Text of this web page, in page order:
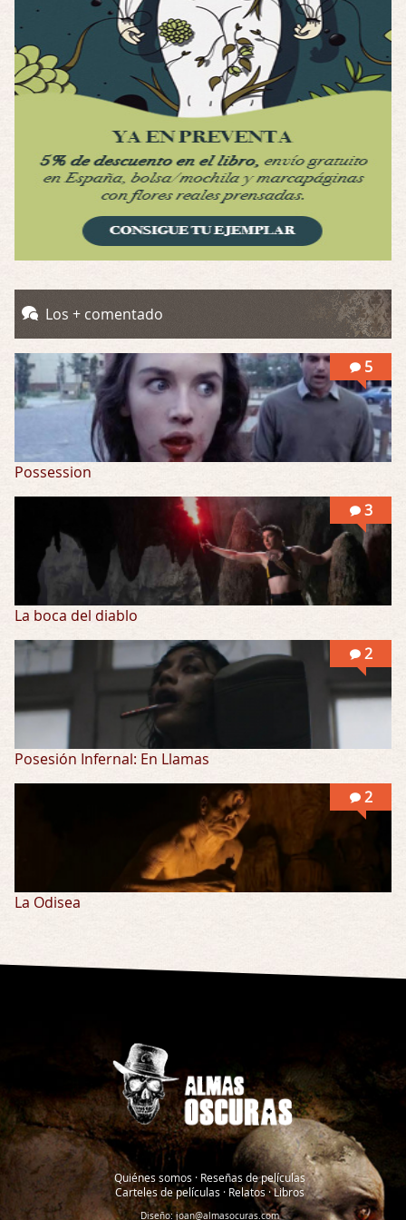
Possession
Por: Luar
Se llama la posesión en castellano, está …
Por: Mariano
Una película normalita, nada del otro mun …
Obsession
Possession
Por: Mountain
Llevo toda una vida para verla y nunca lo …
Los + comentado
5
Possession
3
La boca del diablo
2
Posesión Infernal: En Llamas
2
La Odisea
Quiénes somos · Reseñas de películas
Carteles de películas · Relatos·Libros
Diseño:joan@almasocuras.com